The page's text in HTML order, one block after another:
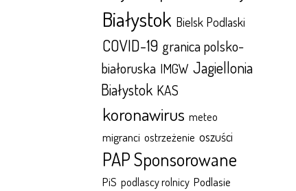
Białystok Bielsk Podlaski
COVID-19 granica polsko-
białoruska IMGW Jagiellonia
Białystok KAS
koronawirus meteo
migranci ostrzeżenie oszuści
PAP Sponsorowane
PiS podlascy rolnicy Podlasie